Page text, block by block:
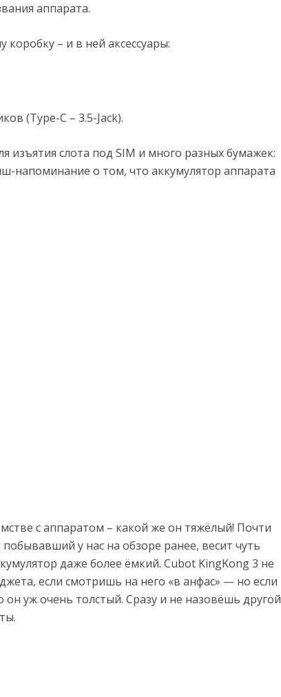
аппарата.
– и в ней аксессуары:
(Type-C – 3.5-Jack).
изъятия слота под SIM и много разных бумажек:
напоминание о том, что аккумулятор аппарата
с аппаратом – какой же он тяжёлый! Почти
побывавший у нас на обзоре ранее, весит чуть
даже более ёмкий. Cubot KingKong 3 не
если смотришь на него «в анфас» — но если
уж очень толстый. Сразу и не назовёшь другой